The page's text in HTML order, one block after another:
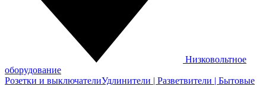
Низковольтное
оборудование
Розетки и выключателиУдлинители | Разветвители | Бытовые